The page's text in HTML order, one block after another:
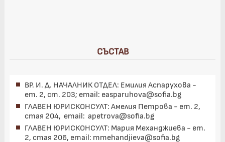
СЪСТАВ
ВР. И. Д. НАЧАЛНИК ОТДЕЛ: Емилия Аспарухова -
ет. 2, ст. 203; email: easparuhova@sofia.bg
ГЛАВЕН ЮРИСКОНСУЛТ: Амелия Петрова - ет. 2,
стая 204, email: apetrova@sofia.bg
ГЛАВЕН ЮРИСКОНСУЛТ: Мария Механджиева - ет.
2, стая 206, email: mmehandjieva@sofia.bg